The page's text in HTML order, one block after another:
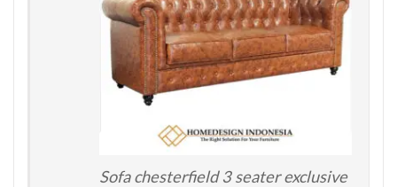
Sofa chesterfield 3 seater exclusive